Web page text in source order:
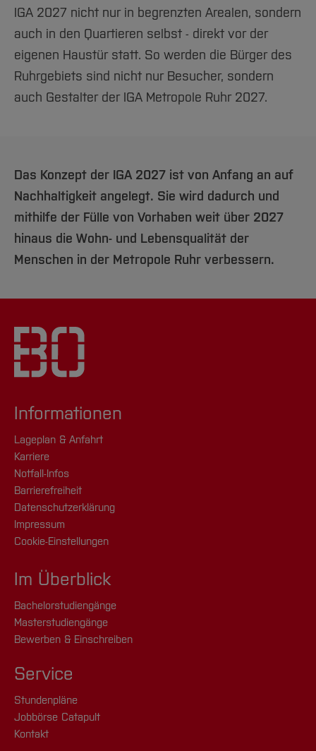
IGA 2027 nicht nur in begrenzten Arealen, sondern
auch in den Quartieren selbst - direkt vor der
eigenen Haustür statt. So werden die Bürger des
Ruhrgebiets sind nicht nur Besucher, sondern
auch Gestalter der IGA Metropole Ruhr 2027.
Das Konzept der IGA 2027 ist von Anfang an auf
Nachhaltigkeit angelegt. Sie wird dadurch und
mithilfe der Fülle von Vorhaben weit über 2027
hinaus die Wohn- und Lebensqualität der
Menschen in der Metropole Ruhr verbessern.
Informationen
Lageplan & Anfahrt
Karriere
Notfall-Infos
Barrierefreiheit
Datenschutzerklärung
Impressum
Cookie-Einstellungen
Im Überblick
Bachelorstudiengänge
Masterstudiengänge
Bewerben & Einschreiben
Service
Stundenpläne
Jobbörse Catapult
Kontakt